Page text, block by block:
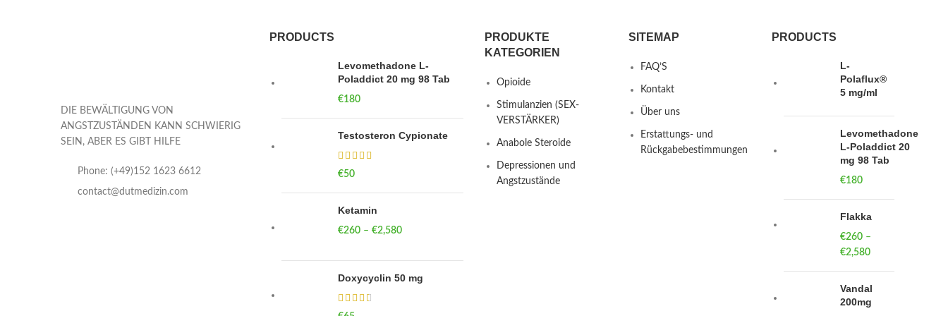
DIE BEWÄLTIGUNG VON
ANGSTZUSTÄNDEN KANN SCHWIERIG
SEIN, ABER ES GIBT HILFE
Phone: (+49)152 1623 6612
contact@dutmedizin.com
PRODUCTS
Levomethadone L-
Poladdict 20 mg 98 Tab
€180
Testosteron Cypionate
€50
Ketamin
€260 – €2,580Price range:
€2,580
Doxycyclin 50 mg
PRODUKTE
KATEGORIEN
Opioide
Stimulanzien (SEX-
VERSTÄRKER)
Anabole Steroide
Depressionen und
Angstzustände
SITEMAP
FAQ’S
Kontakt
Über uns
Erstattungs- und
Rückgabebestimmungen
PRODUCTS
L-
Polaflux®
5 mg/ml
Levomethadone
L-Poladdict 20
mg 98 Tab
€180
Flakka
€260 –
€2,580
€260
through
Vandal
200mg